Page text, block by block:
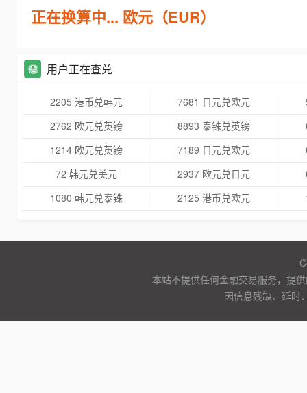
正在换算中... 欧元（EUR）
用户正在查兑
2205 港币兑韩元 7681 日元兑欧元
2762 欧元兑英镑
8893 泰铢兑英镑
1214 欧元兑英镑
7189 日元兑欧元
72 韩元兑美元
2937 欧元兑日元
1080 韩元兑泰铢
2125 港币兑欧元
本站不提供任何金融交易服务，提
因信息残缺、延时